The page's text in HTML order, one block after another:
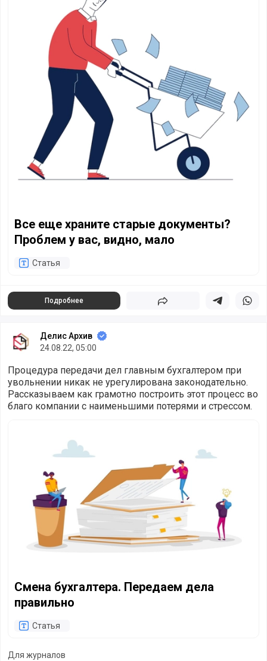
Все еще храните старые документы?
Проблем у вас, видно, мало
Статья
Подробнее Поделиться Поделиться в
Делис Архив
24.08.22, 05:00
Процедура передачи дел главным бухгалтером при
увольнении никак не урегулирована законодательно.
Рассказываем как грамотно построить этот процесс во
благо компании с наименьшими потерями и стрессом.
Смена бухгалтера. Передаем дела
правильно
Статья
Для журналов